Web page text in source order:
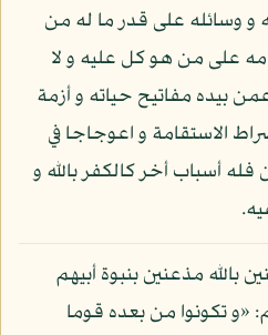
و وسائله على قدر ما له من
على من هو كل عليه و لا
بيده مفاتيح حياته و أزمة
الاستقامة و اعوجاجا في
فله أسباب أخر كالكفر بالله و
بالله مذعنين بنبوة أبيهم
تكونوا من بعده قوما